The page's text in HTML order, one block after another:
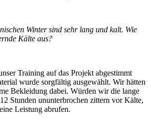
Winter sind sehr lang und kalt. Wie
Kälte aus?
Training auf das Projekt abgestimmt
wurde sorgfältig ausgewählt. Wir hätten
Bekleidung dabei. Würden wir die lange
Stunden ununterbrochen zittern vor Kälte,
Leistung abrufen.